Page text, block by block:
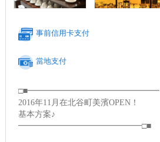
事前信用卡支付
當地支付
□■━━━━━━━━━━━━━━━━
2016年11月在北谷町美濱OPEN！
基本方案♪
━━━━━━━━━━━━━━━□■